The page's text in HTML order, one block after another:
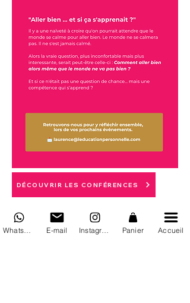
DÉCOUVRIR LES CONFÉRENCES
E-mail Panier Accueil